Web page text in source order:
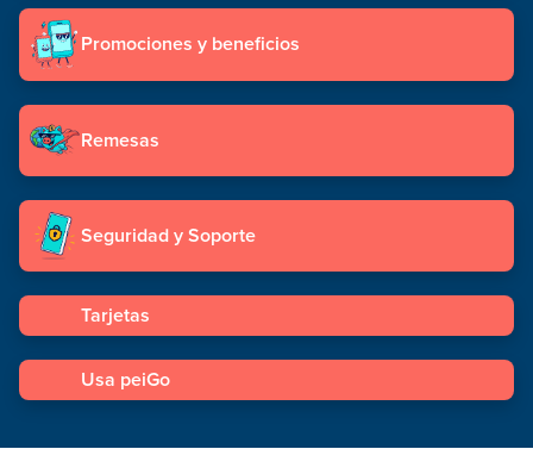
Promociones y beneficios
Remesas
Seguridad y Soporte
Tarjetas
Usa peiGo